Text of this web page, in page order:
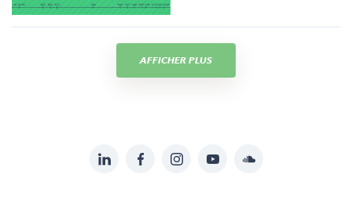
AFFICHER PLUS
LinkedInFacebookInstagramYouTubeSoundcloud